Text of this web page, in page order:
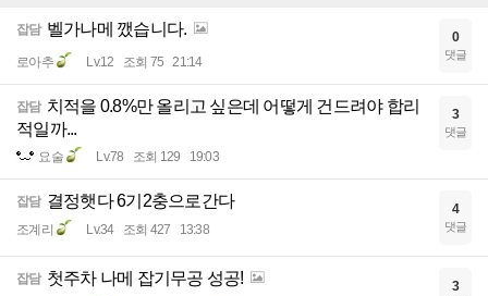
잡담 벨가나메 깼습니다.
로아추 Lv.12 조회 75 21:14
0
댓글
잡담 치적을 0.8%만 올리고 싶은데 어떻게 건드려야 합리
적일까...
요술 Lv.78 조회 129 19:03
3
댓글
잡담 결정햇다 6기2충으로간다
조계리 Lv.34 조회 427 13:38
4
댓글
잡담 첫주차 나메 잡기무공 성공! 3